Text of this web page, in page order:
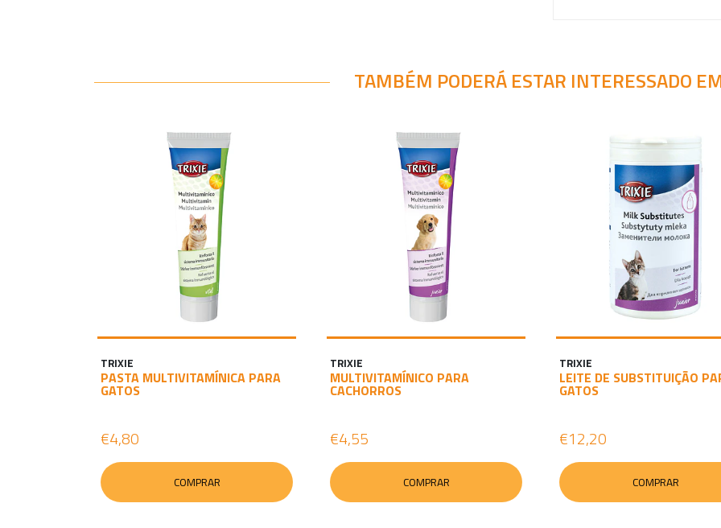
TAMBÉM PODERÁ ESTAR INTERESSADO
TRIXIE
PASTA MULTIVITAMÍNICA PARA
GATOS
€4,80
COMPRAR
TRIXIE
MULTIVITAMÍNICO PARA
CACHORROS
€4,55
COMPRAR
TRIXIE
LEITE DE SUBSTITUIÇÃO
GATOS
€12,20
COMPRAR